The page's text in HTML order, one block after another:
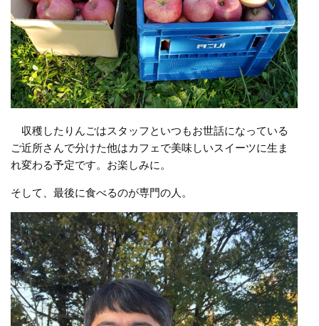
収穫したりんごはスタッフといつもお世話になっている
ご近所さんで分けた他はカフェで美味しいスイーツに生ま
れ変わる予定です。お楽しみに。
そして、最後に食べるのが専門の人。